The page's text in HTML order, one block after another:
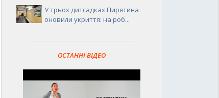
У трьох дитсадках Пирятина
оновили укриття: на роб...
ОСТАННІ ВІДЕО